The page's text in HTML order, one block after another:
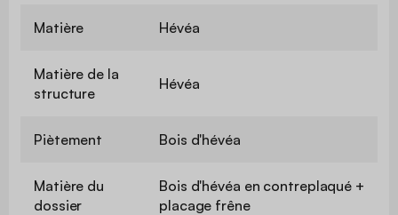
Matière Hévéa
Matière de la
structure
Hévéa
Piètement Bois d'hévéa
Matière du
dossier
Bois d'hévéa en contreplaqué +
placage frêne